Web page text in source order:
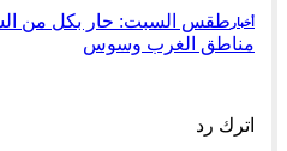
أخبار طقس السبت: حار بكل من
مناطق الغرب وسوس
اترك رد